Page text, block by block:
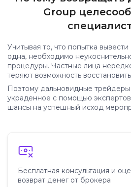
Group
Учитывая то, что попытка
одна, необходимо
процедуры. Частные лица
теряют возможность
Поэтому дальновидные
украденное с помощью
шансы на успешный исход
Бесплатная консультация и
возврат денег от брокера